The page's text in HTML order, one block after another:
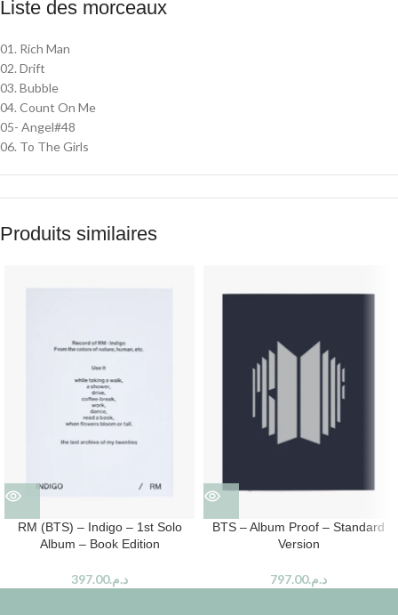
Liste des morceaux
01. Rich Man
02. Drift
03. Bubble
04. Count On Me
05- Angel#48
06. To The Girls
Produits similaires
RM (BTS) – Indigo – 1st Solo
Album – Book Edition
د.م.397.00
BTS – Album Proof – Standard
Version
د.م.797.00